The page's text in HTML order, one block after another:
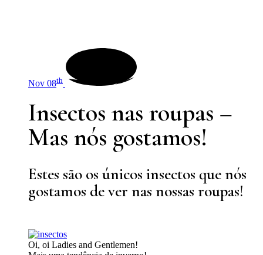
Nov 08th
Insectos nas roupas –
Mas nós gostamos!
Estes são os únicos insectos que nós
gostamos de ver nas nossas roupas!
Oi, oi Ladies and Gentlemen!